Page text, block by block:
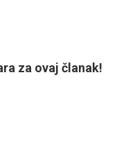
za ovaj članak!